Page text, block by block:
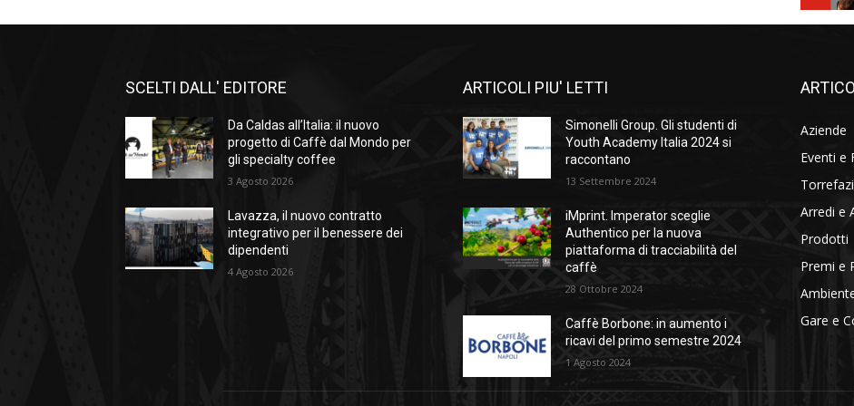
SCELTI DALL' EDITORE
Da Caldas all’Italia: il nuovo
progetto di Caffè dal Mondo per
gli specialty coffee
3 Agosto 2026
Lavazza, il nuovo contratto
integrativo per il benessere dei
dipendenti
4 Agosto 2026
ARTICOLI PIU' LETTI
Simonelli Group. Gli studenti di
Youth Academy Italia 2024 si
raccontano
13 Settembre 2024
iMprint. Imperator sceglie
Authentico per la nuova
piattaforma di tracciabilità del
caffè
28 Ottobre 2024
Caffè Borbone: in aumento i
ricavi del primo semestre 2024
1 Agosto 2024
Aziende
Eventi e
Arredi e
Prodotti
Premi e
Gare e